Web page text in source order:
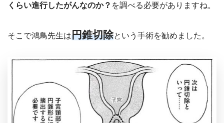
くらい進行したがんなのか？ を調べる必要がありますね。
そこで鴻鳥先生は円錐切除という手術を勧めました。